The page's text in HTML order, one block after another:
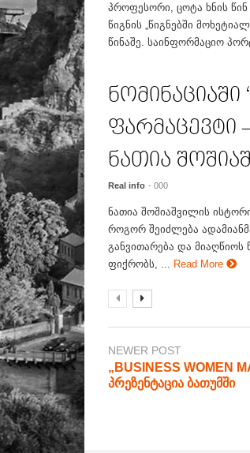
პროფესორი, ცოტა ხნის
წიგნის „წიგნებში
წინაშე. საინფორმაციო
ფარმაცევტი
ნათია
Real info - 000
ნათია შოშიაშვილის
როგორ შეიძლება
განვითარება და მიაღწიოს
ფიქრობს, ...
Read More
NEWER POST
„BUSINESS WOMEN
პრეზენტაცია ბათუმში